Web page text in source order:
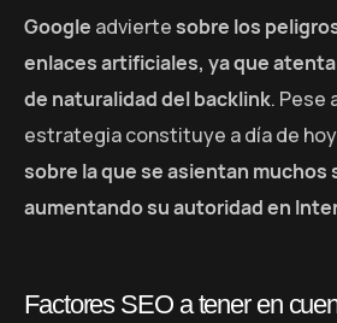
Google adviertesobre los
enlaces artificiales, ya que
de naturalidad del backlink. Pese
estrategia constituye a día de
sobre la que se asientan muchos
aumentando su autoridad en
Factores SEO a tener en